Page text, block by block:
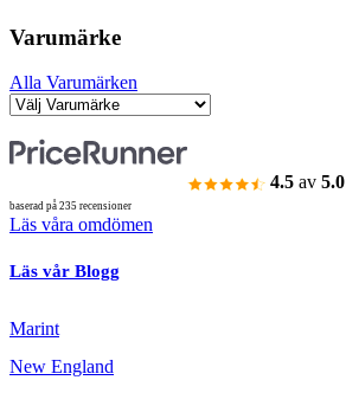
Varumärke
Alla Varumärken
4.5 av 5.0
baserad på 235 recensioner
Läs våra omdömen
Läs vår Blogg
Marint
New England